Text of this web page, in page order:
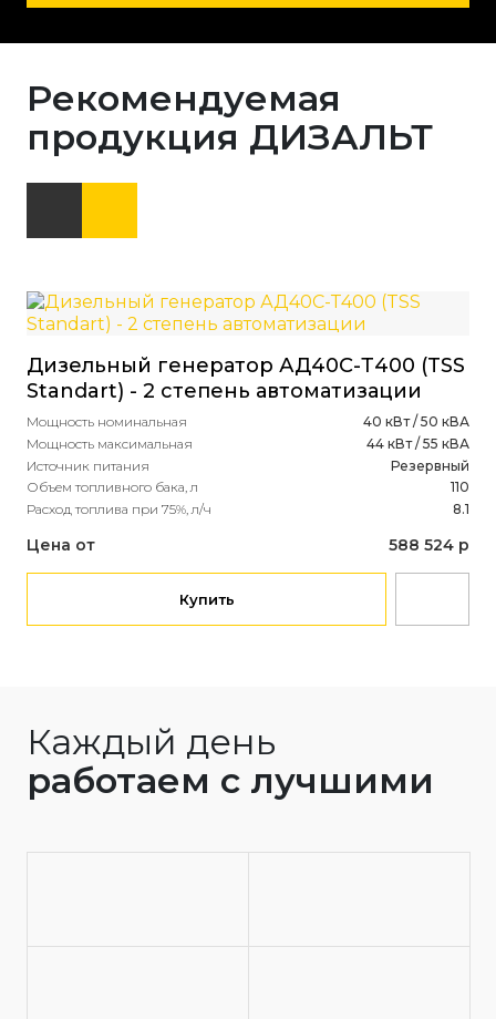
Рекомендуемая
продукция ДИЗАЛЬТ
Дизельный генератор АД40С-Т400 (TSS
Standart) - 2 степень автоматизации
Мощность номинальная
40 кВт / 50 кВА
Мощность максимальная
44 кВт / 55 кВА
Источник питания
Резервный
Объем топливного бака, л
110
Расход топлива при 75%, л/ч
8.1
Цена от 588 524 р
Купить
Каждый день
работаем с лучшими